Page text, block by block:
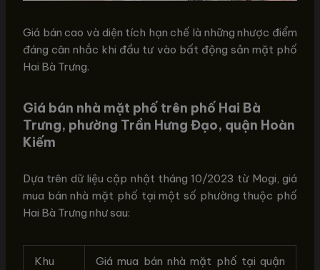
Giá bán cao và diện tích hạn chế là những nhược điểm
đáng cân nhắc khi đầu tư vào bất động sản mặt phố
Hai Bà Trưng.
Giá bán nhà mặt phố trên phố Hai Bà
Trưng, phường Trần Hưng Đạo, quận Hoàn
Kiếm
Dựa trên dữ liệu cập nhật tháng 10/2023 từ Mogi, giá
mua bán nhà mặt phố tại một số phường thuộc phố
Hai Bà Trưng như sau:
Khu
Giá mua bán nhà mặt phố tại quận